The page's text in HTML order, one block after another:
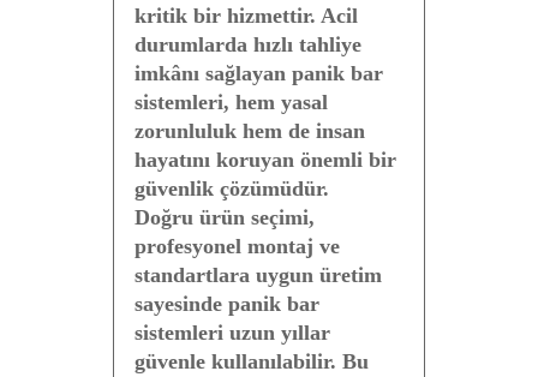
kritik bir hizmettir. Acil
durumlarda hızlı tahliye
imkânı sağlayan panik bar
sistemleri, hem yasal
zorunluluk hem de insan
hayatını koruyan önemli bir
güvenlik çözümüdür.
Doğru ürün seçimi,
profesyonel montaj ve
standartlara uygun üretim
sayesinde panik bar
sistemleri uzun yıllar
güvenle kullanılabilir. Bu